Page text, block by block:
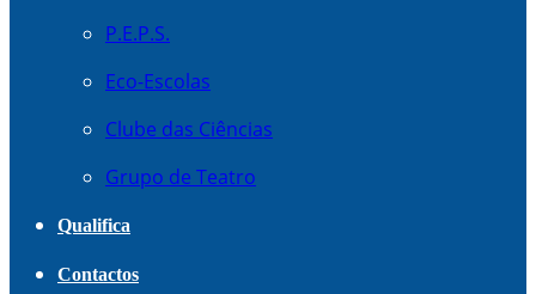
P.E.P.S.
Eco-Escolas
Clube das Ciências
Grupo de Teatro
Qualifica
Contactos